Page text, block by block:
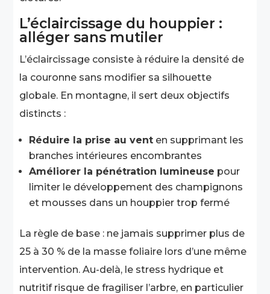
L’éclaircissage du houppier :
alléger sans mutiler
L’éclaircissage consiste à réduire la densité de
la couronne sans modifier sa silhouette
globale. En montagne, il sert deux objectifs
distincts :
Réduire la prise au vent en supprimant les
branches intérieures encombrantes
Améliorer la pénétration lumineuse pour
limiter le développement des champignons
et mousses dans un houppier trop fermé
La règle de base : ne jamais supprimer plus de
25 à 30 % de la masse foliaire lors d’une même
intervention. Au-delà, le stress hydrique et
nutritif risque de fragiliser l’arbre, en particulier